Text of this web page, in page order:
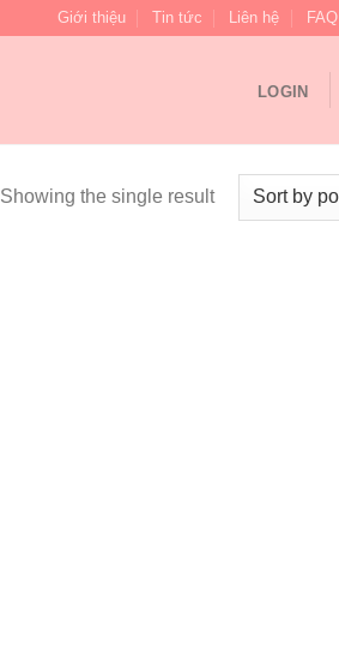
Giới thiệu Tin tức Liên hệ FAQ
LOGIN
Showing the single result